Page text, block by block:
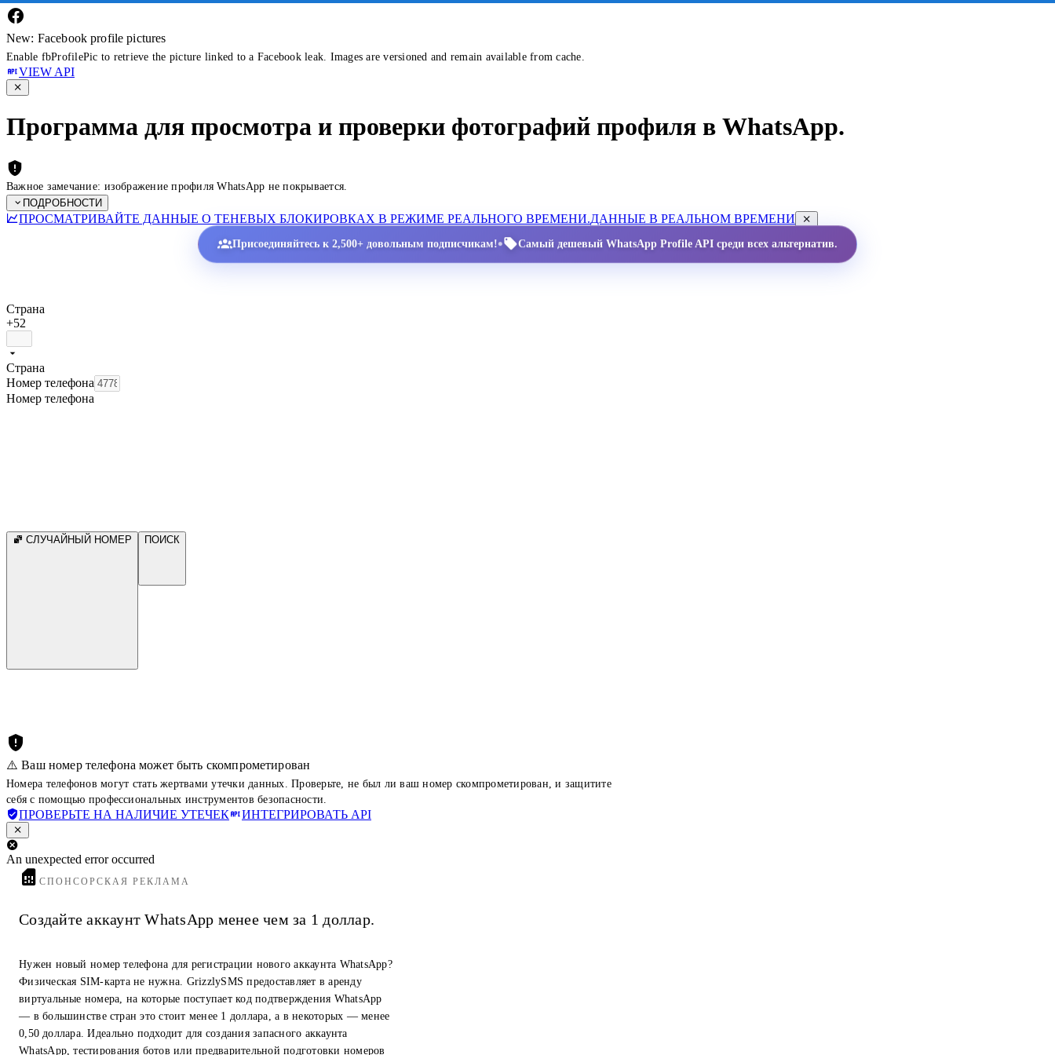
New: Facebook profile pictures
Enable fbProfilePic to retrieve the picture linked to a Facebook leak. Images are versioned and remain available from cache.
VIEW API
Программа для просмотра и проверки фотографий профиля в WhatsApp.
Важное замечание: изображение профиля WhatsApp не покрывается.
ПОДРОБНОСТИ
ПРОСМАТРИВАЙТЕ ДАННЫЕ О ТЕНЕВЫХ БЛОКИРОВКАХ В РЕЖИМЕ РЕАЛЬНОГО ВРЕМЕНИ.ДАННЫЕ В РЕАЛЬНОМ ВРЕМЕНИ
Присоединяйтесь к 2,500+ довольным подписчикам!• Самый дешевый WhatsApp Profile API среди всех альтернатив.
Страна
+52
Страна
Номер телефона
Номер телефона
СЛУЧАЙНЫЙ НОМЕР ПОИСК
⚠️ Ваш номер телефона может быть скомпрометирован
Номера телефонов могут стать жертвами утечки данных. Проверьте, не был ли ваш номер скомпрометирован, и защитите
себя с помощью профессиональных инструментов безопасности.
ПРОВЕРЬТЕ НА НАЛИЧИЕ УТЕЧЕК ИНТЕГРИРОВАТЬ API
An unexpected error occurred
СПОНСОРСКАЯ РЕКЛАМА
Создайте аккаунт WhatsApp менее чем за 1 доллар.
Нужен новый номер телефона для регистрации нового аккаунта WhatsApp?
Физическая SIM-карта не нужна. GrizzlySMS предоставляет в аренду
виртуальные номера, на которые поступает код подтверждения WhatsApp
— в большинстве стран это стоит менее 1 доллара, а в некоторых — менее
0,50 доллара. Идеально подходит для создания запасного аккаунта
WhatsApp, тестирования ботов или предварительной подготовки номеров